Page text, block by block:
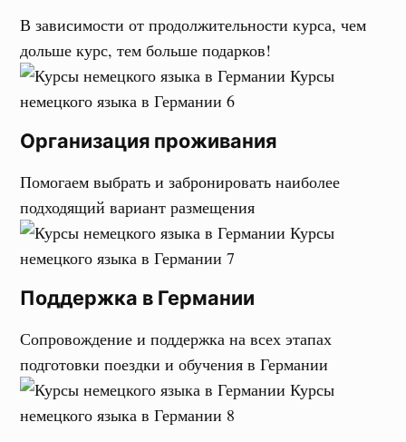
В зависимости от продолжительности курса, чем
дольше курс, тем больше подарков!
Организация проживания
Помогаем выбрать и забронировать наиболее
подходящий вариант размещения
Поддержка в Германии
Сопровождение и поддержка на всех этапах
подготовки поездки и обучения в Германии